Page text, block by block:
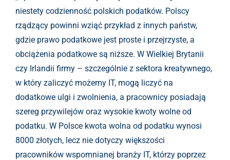
niestety codzienność polskich podatków. Polscy
rządzący powinni wziąć przykład z innych państw,
gdzie prawo podatkowe jest proste i przejrzyste, a
obciążenia podatkowe są niższe. W Wielkiej Brytanii
czy Irlandii firmy – szczególnie z sektora kreatywnego,
w który zaliczyć możemy IT, mogą liczyć na
dodatkowe ulgi i zwolnienia, a pracownicy posiadają
szereg przywilejów oraz wysokie kwoty wolne od
podatku. W Polsce kwota wolna od podatku wynosi
8000 złotych, lecz nie dotyczy większości
pracowników wspomnianej branży IT, którzy poprzez